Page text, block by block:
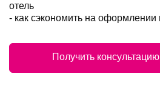
отель
- как сэкономить на
Получить консультацию